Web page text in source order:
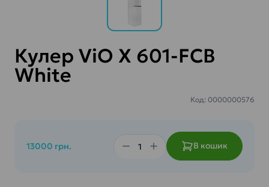
Кулер ViO X 601-FCB
White
Код: 0000000576
13000 грн. В кошик